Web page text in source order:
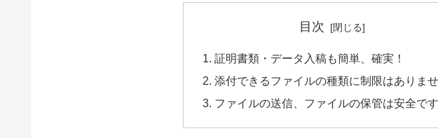
目次
証明書類・データ入稿も簡単、確実！
添付できるファイルの種類に制限はありま
ファイルの送信、ファイルの保管は安全で